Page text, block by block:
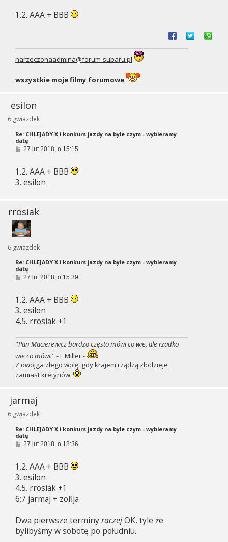
1.2. AAA + BBB
narzeczonaadmina@forum-subaru.pl
wszystkie moje filmy forumowe
esilon
6 gwiazdek
Re: CHLEJADY X i konkurs jazdy na byle czym - wybieramy
datę
P
t
27 lut 2018, o 15:15
1.2. AAA + BBB
3. esilon
rrosiak
6 gwiazdek
Re: CHLEJADY X i konkurs jazdy na byle czym - wybieramy
datę
P
t
27 lut 2018, o 15:39
1.2. AAA + BBB
3. esilon
4.5. rrosiak +1
"Pan Macierewicz bardzo często mówi co wie, ale rzadko
wie co mówi." - L.Miller -
Z dwojga złego wolę, gdy krajem rządzą złodzieje
zamiast kretynów.
jarmaj
6 gwiazdek
Re: CHLEJADY X i konkurs jazdy na byle czym - wybieramy
datę
P
t
27 lut 2018, o 18:36
1.2. AAA + BBB
3. esilon
4.5. rrosiak +1
6;7 jarmaj + zofija
Dwa pierwsze terminyraczejOK, tyle że
bylibyśmy w sobotę po południu.